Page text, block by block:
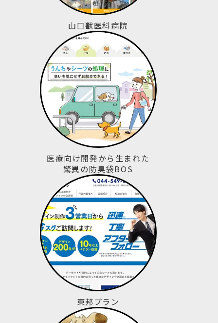
山口獣医科病院
医療向け開発から生まれた
驚異の防臭袋BOS
東邦プラン